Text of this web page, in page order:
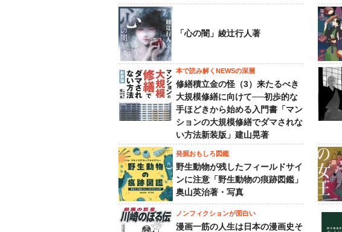
「心の闇」綾辻行人著
本で読み解くNEWSの深層
修繕積立金の怪（3）来たるべき
大規模修繕に向けて──初歩的な
手ほどきから始める入門書「マン
ションの大規模修繕でダマされな
い方法新装版」建山晃著
発掘おもしろ図鑑
野生動物が残したフィールドサイ
ンに注意「野生動物の痕跡図鑑」
奥山英治著・写真
ノンフィクションが面白い
漫画一筋の人生は日本の漫画史そ